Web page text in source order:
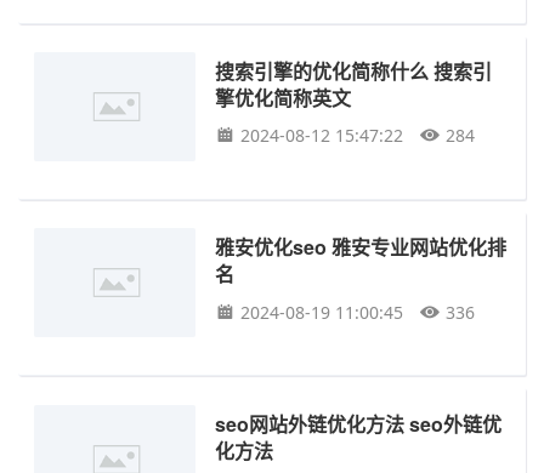
搜索引擎的优化简称什么 搜索引
擎优化简称英文
2024-08-12 15:47:22 284
雅安优化seo 雅安专业网站优化排
名
2024-08-19 11:00:45 336
seo网站外链优化方法 seo外链优
化方法